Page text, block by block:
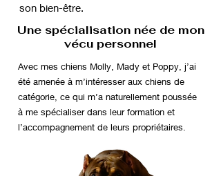
son bien-être.
Une spécialisation née de mon
vécu personnel
Avec mes chiens Molly, Mady et Poppy, j’ai
été amenée à m’intéresser aux chiens de
catégorie, ce qui m’a naturellement poussée
à me spécialiser dans leur formation et
l’accompagnement de leurs propriétaires.